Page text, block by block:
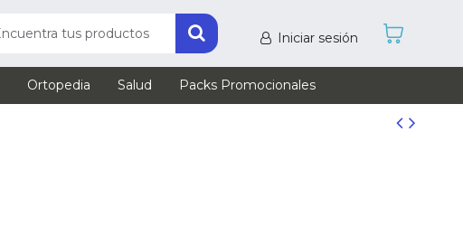
Iniciar sesión
Ortopedia Salud Packs Promocionales